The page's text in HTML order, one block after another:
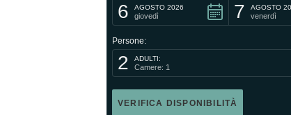
6 AGOSTO 2026
giovedì 7 AGOSTO
venerdì
Persone:
2 ADULTI:
Camere: 1